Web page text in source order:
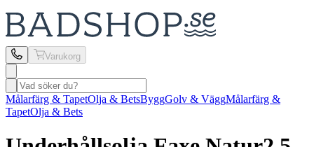
Varukorg
Målarfärg & TapetOlja & BetsByggGolv & VäggMålarfärg &
TapetOlja & Bets